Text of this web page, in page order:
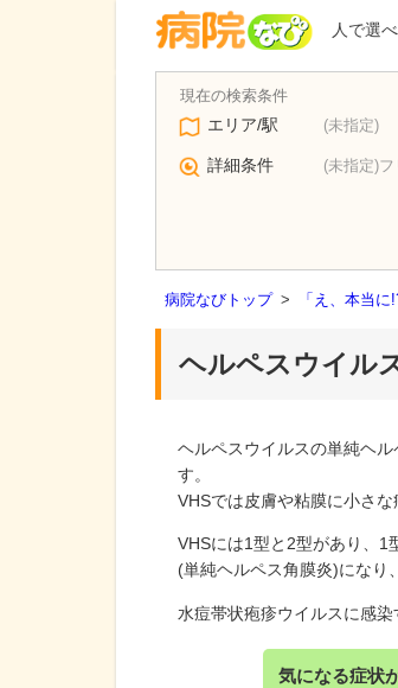
人で選
エリア/駅 (未指定)
詳細条件 (未指定)
病院なびトップ > 「え、本当
ヘルペスウイル
ヘルペスウイルスの単純ヘ
す。
VHSでは皮膚や粘膜に小さな
VHSには1型と2型があり、1
(単純ヘルペス角膜炎)になり
水痘帯状疱疹ウイルスに感
気になる症状